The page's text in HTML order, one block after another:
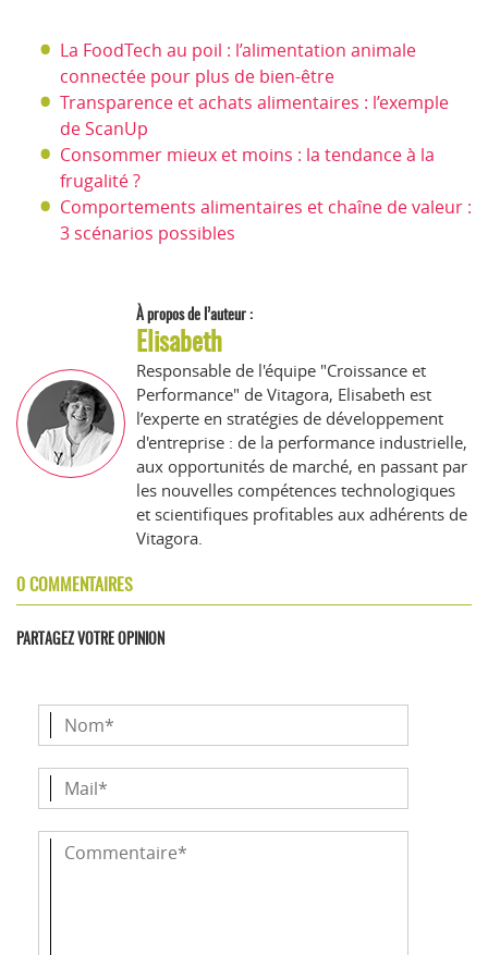
La FoodTech au poil : l’alimentation animale
connectée pour plus de bien-être
Transparence et achats alimentaires : l’exemple
de ScanUp
Consommer mieux et moins : la tendance à la
frugalité ?
Comportements alimentaires et chaîne de valeur :
3 scénarios possibles
À propos de l’auteur :
Elisabeth
Responsable de l'équipe "Croissance et
Performance" de Vitagora, Elisabeth est
l’experte en stratégies de développement
d'entreprise : de la performance industrielle,
aux opportunités de marché, en passant par
les nouvelles compétences technologiques
et scientifiques profitables aux adhérents de
Vitagora.
0 COMMENTAIRES
PARTAGEZ VOTRE OPINION